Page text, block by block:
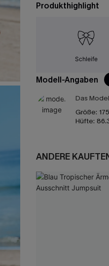
Produkthighlight
Schleife
Modell-Angaben
Das
Größe:
Hüfte:
ANDERE